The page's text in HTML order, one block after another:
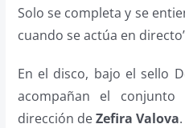
Solo se completa y se
cuando se actúa en
En el disco, bajo el sello
acompañan el conjunto
dirección deZefira Valova.